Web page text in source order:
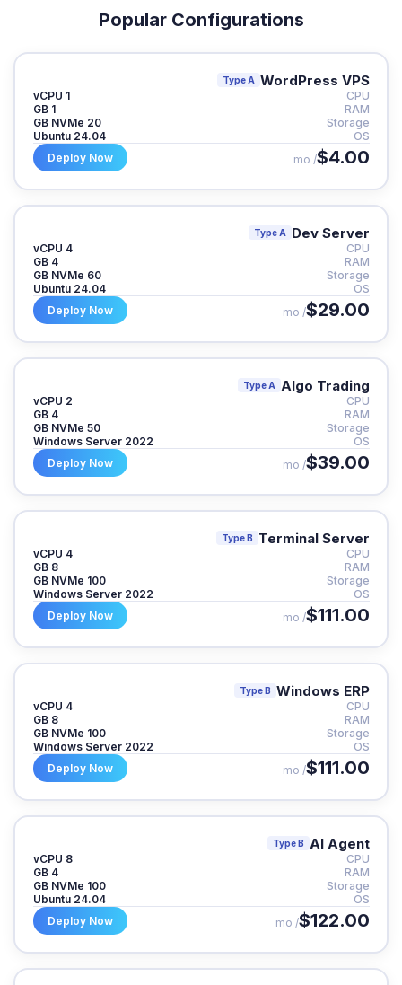
Popular Configurations
WordPress VPS
Type A
CPU
1 vCPU
RAM
1 GB
Storage
20 GB NVMe
OS
Ubuntu 24.04
$4.00
/ mo
Deploy Now
Dev Server
Type A
CPU
4 vCPU
RAM
4 GB
Storage
60 GB NVMe
OS
Ubuntu 24.04
$29.00
/ mo
Deploy Now
Algo Trading
Type A
CPU
2 vCPU
RAM
4 GB
Storage
50 GB NVMe
OS
Windows Server 2022
$39.00
/ mo
Deploy Now
Terminal Server
Type B
CPU
4 vCPU
RAM
8 GB
Storage
100 GB NVMe
OS
Windows Server 2022
$111.00
/ mo
Deploy Now
Windows ERP
Type B
CPU
4 vCPU
RAM
8 GB
Storage
100 GB NVMe
OS
Windows Server 2022
$111.00
/ mo
Deploy Now
AI Agent
Type B
CPU
8 vCPU
RAM
4 GB
Storage
100 GB NVMe
OS
Ubuntu 24.04
$122.00
/ mo
Deploy Now